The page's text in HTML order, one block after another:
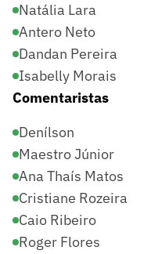
Natália Lara
Antero Neto
Dandan Pereira
Isabelly Morais
Comentaristas
Denílson
Maestro Júnior
Ana Thaís Matos
Cristiane Rozeira
Caio Ribeiro
Roger Flores